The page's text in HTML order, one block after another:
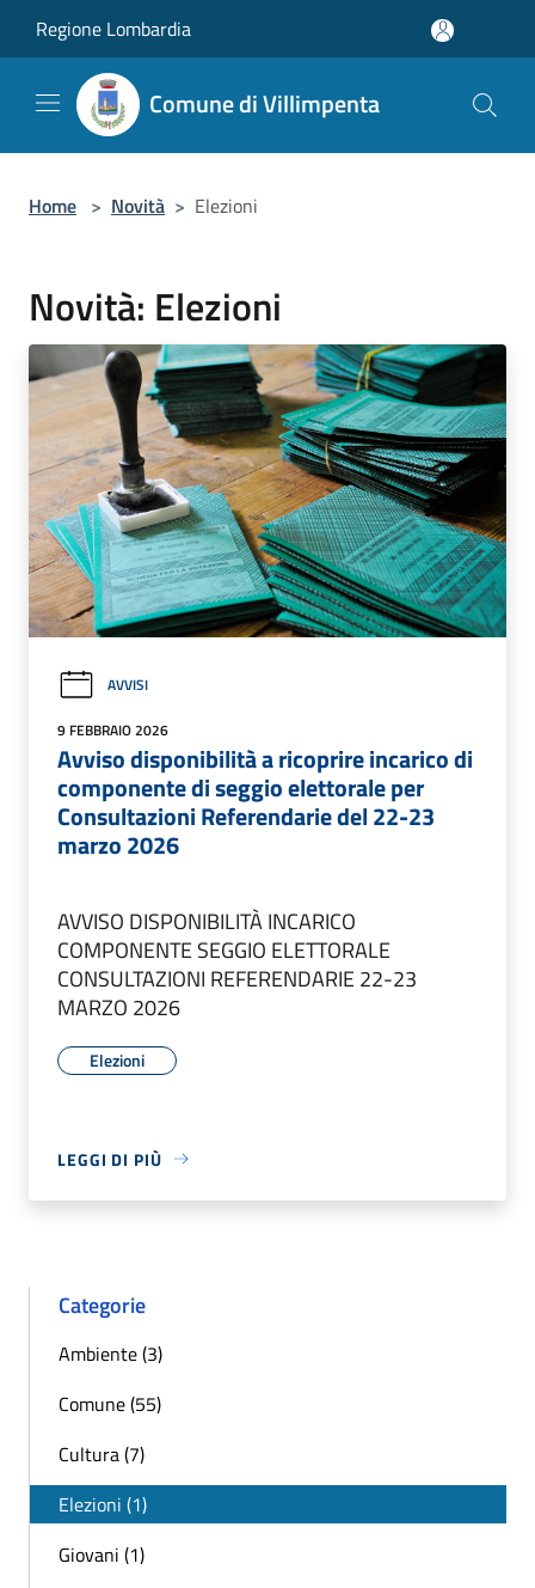
Regione Lombardia
Comune di Villimpenta
Home > Novità > Elezioni
Novità: Elezioni
AVVISI
9 FEBBRAIO 2026
Avviso disponibilità a ricoprire incarico di
componente di seggio elettorale per
Consultazioni Referendarie del 22-23
marzo 2026
AVVISO DISPONIBILITÀ INCARICO
COMPONENTE SEGGIO ELETTORALE
CONSULTAZIONI REFERENDARIE 22-23
MARZO 2026
Elezioni
LEGGI DI PIÙ
Categorie
Ambiente (3)
Comune (55)
Cultura (7)
Elezioni (1)
Giovani (1)